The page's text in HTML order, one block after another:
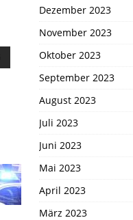
Dezember 2023
November 2023
Oktober 2023
September 2023
August 2023
Juli 2023
Juni 2023
Mai 2023
April 2023
März 2023